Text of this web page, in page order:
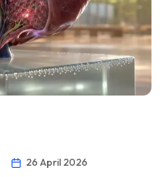
26 April 2026